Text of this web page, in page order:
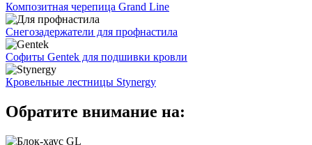
Композитная черепица Grand Line
Снегозадержатели для профнастила
Софиты Gentek для подшивки кровли
Кровельные лестницы Stynergy
Обратите внимание на: